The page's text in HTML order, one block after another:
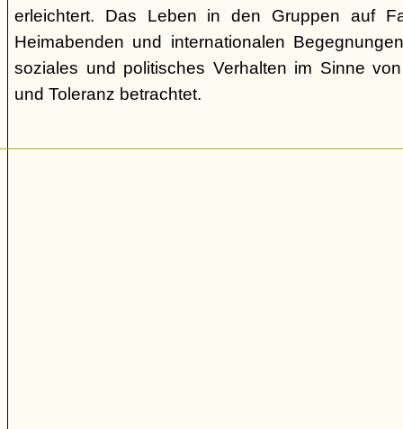
erleichtert. Das Leben in den Gruppen auf
Heimabenden und internationalen
soziales und politisches Verhalten im Sinne
und Toleranz betrachtet.